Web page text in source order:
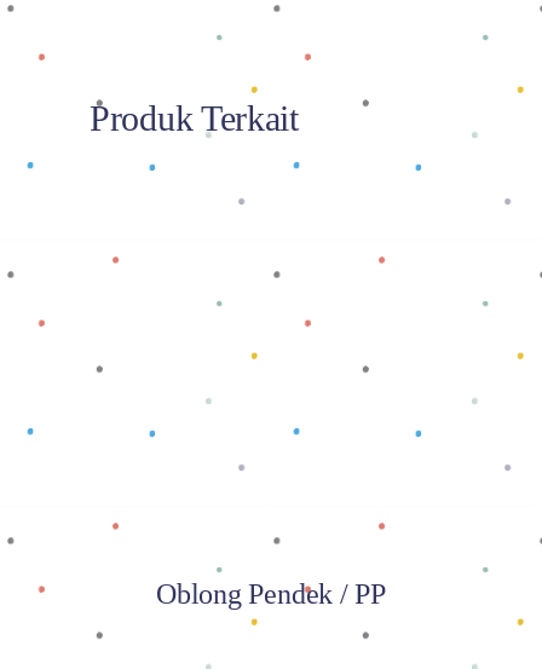
Produk Terkait
Baca selengkapnya
Oblong Pendek / PP